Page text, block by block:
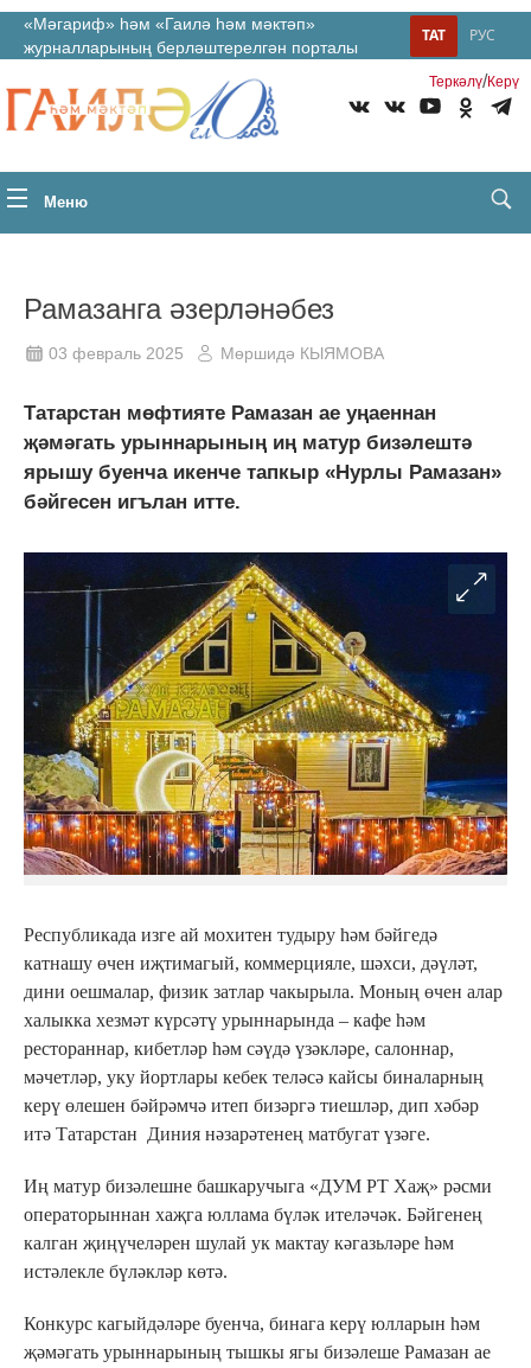
«Мәгариф» һәм «Гаилә һәм мәктәп»
журналларының берләштерелгән порталы
РУС
ТАТ
Теркəлү/Керү
Меню
Рамазанга әзерләнәбез
03 февраль 2025 Мөршидә КЫЯМОВА
Татарстан мөфтияте Рамазан ае уңаеннан
җәмәгать урыннарының иң матур бизәлештә
ярышу буенча икенче тапкыр «Нурлы Рамазан»
бәйгесен игълан итте.
Республикада изге ай мохитен тудыру һәм бәйгедә
катнашу өчен иҗтимагый, коммерцияле, шәхси, дәүләт,
дини оешмалар, физик затлар чакырыла. Моның өчен алар
халыкка хезмәт күрсәтү урыннарында – кафе һәм
рестораннар, кибетләр һәм сәүдә үзәкләре, салоннар,
мәчетләр, уку йортлары кебек теләсә кайсы биналарның
керү өлешен бәйрәмчә итеп бизәргә тиешләр, дип хәбәр
итә Татарстан Диния нәзарәтенең матбугат үзәге.
Иң матур бизәлешне башкаручыга «ДУМ РТ Хаҗ» рәсми
операторыннан хаҗга юллама бүләк ителәчәк. Бәйгенең
калган җиңүчеләрен шулай ук мактау кәгазьләре һәм
истәлекле бүләкләр көтә.
Конкурс кагыйдәләре буенча, бинага керү юлларын һәм
җәмәгать урыннарының тышкы ягы бизәлеше Рамазан ае